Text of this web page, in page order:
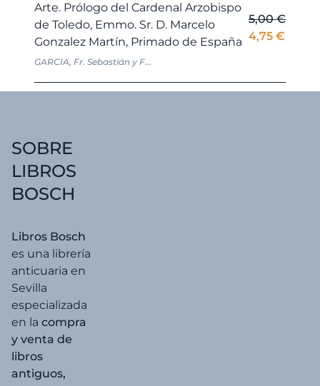
Arte. Prólogo del Cardenal Arzobispo
de Toledo, Emmo. Sr. D. Marcelo
Gonzalez Martín, Primado de España
GARCIA, Fr. Sebastián y F...
5,00€
El
era:
4,75 €
es:
SOBRE
LIBROS
BOSCH
Libros Bosch
es una librería
anticuaria en
Sevilla
especializada
en la compra
y venta de
libros
antiguos,